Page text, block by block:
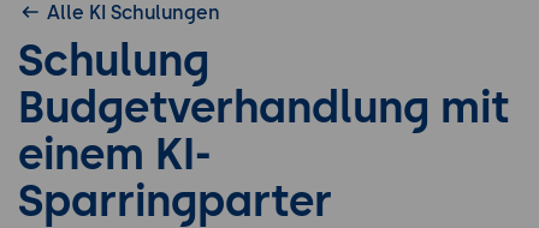
Alle KI Schulungen
Schulung
Budgetverhandlung mit
einem KI-
Sparringparter